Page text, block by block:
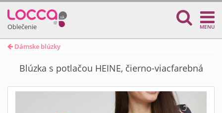
Oblečenie MENU
Dámske blúzky
Blúzka s potlačou HEINE, čierno-viacfarebná